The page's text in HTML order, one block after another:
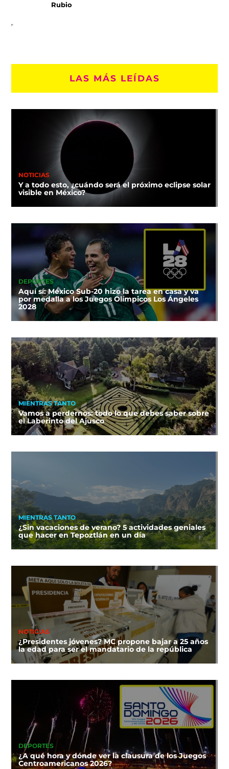
Rubio
LAS MÁS LEÍDAS
NOTICIAS
Y a todo esto, ¿cuándo será el próximo eclipse solar
visible en México?
DEPORTES
Aquí sí: México Sub-20 hizo la tarea en casa y va
por medalla a los Juegos Olímpicos Los Ángeles
2028
MIENTRAS TANTO
Vamos a perdernos: todo lo que debes saber sobre
el Laberinto del Ajusco
MIENTRAS TANTO
¿Sin vacaciones de verano? 5 actividades geniales
que hacer en Tepoztlán en un día
NOTICIAS
¿Presidentes jóvenes? MC propone bajar a 25 años
la edad para ser el mandatario de la república
DEPORTES
¿A qué hora y dónde ver la clausura de los Juegos
Centroamericanos 2026?